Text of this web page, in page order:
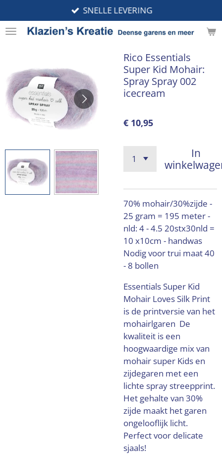
direct
naar
SNELLE LEVERING
Rico Essentials
Super Kid Mohair:
Spray Spray 002
icecream
€ 10,95
In
70% mohair/30%zijde -
25 gram = 195 meter -
nld: 4 - 4.5 20stx30nld =
10 x10cm - handwas
Nodig voor trui maat 40
- 8 bollen
Essentials Super Kid
Mohair Loves Silk Print
is de printversie van het
mohairlgaren De
kwaliteit is een
hoogwaardige mix van
mohair super Kids en
zijdegaren met een
lichte spray streepprint.
Het gehalte van 30%
zijde maakt het garen
ongelooflijk licht.
Perfect voor delicate
sjaals!